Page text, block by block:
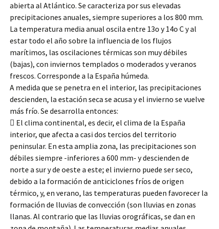
abierta al Atlántico. Se caracteriza por sus elevadas
precipitaciones anuales, siempre superiores a los 800 mm.
La temperatura media anual oscila entre 13o y 14o C y al
estar todo el año sobre la influencia de los flujos
marítimos, las oscilaciones térmicas son muy débiles
(bajas), con inviernos templados o moderados y veranos
frescos. Corresponde a la España húmeda.
A medida que se penetra en el interior, las precipitaciones
descienden, la estación seca se acusa y el invierno se vuelve
más frío. Se desarrolla entonces:
 El clima continental, es decir, el clima de la España
interior, que afecta a casi dos tercios del territorio
peninsular. En esta amplia zona, las precipitaciones son
débiles siempre -inferiores a 600 mm- y descienden de
norte a sur y de oeste a este; el invierno puede ser seco,
debido a la formación de anticiclones fríos de origen
térmico, y, en verano, las temperaturas pueden favorecer la
formación de lluvias de convección (son lluvias en zonas
llanas. Al contrario que las lluvias orográficas, se dan en